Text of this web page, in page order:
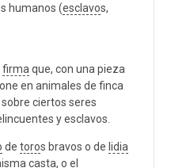
humanos (esclavos,
firma que, con una pieza
en animales de finca
ciertos seres
y esclavos.
de toros bravos o de lidia
casta, o el